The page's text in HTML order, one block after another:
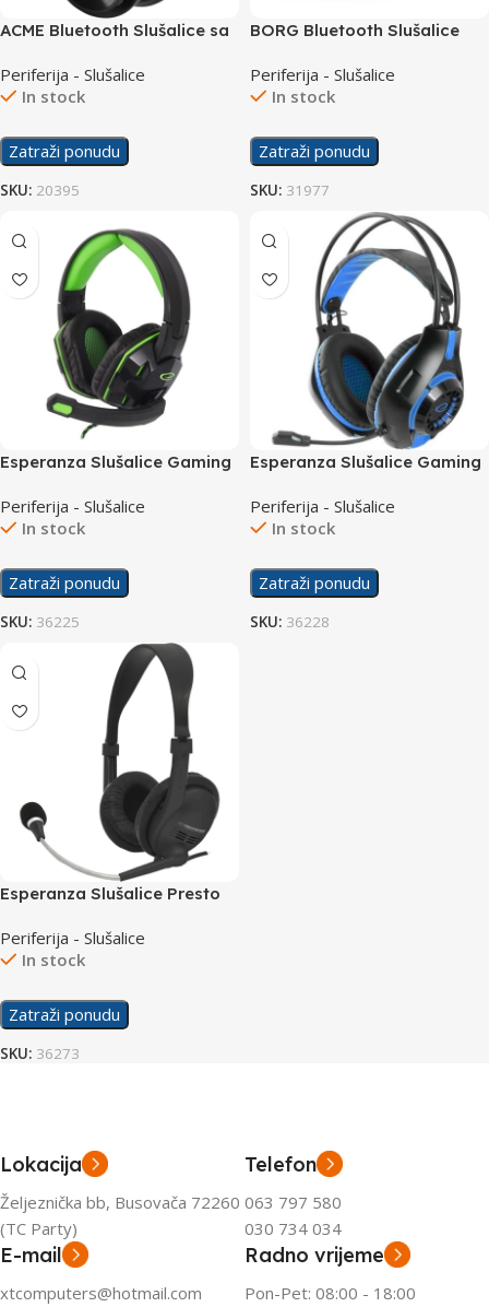
ACME Bluetooth Slušalice sa
Periferija - Slušalice
In stock
Zatraži ponudu
SKU: 20395
BORG Bluetooth Slušalice
Periferija - Slušalice
In stock
Zatraži ponudu
SKU: 31977
Esperanza Slušalice Gaming
Periferija - Slušalice
In stock
Zatraži ponudu
SKU: 36225
Esperanza Slušalice Gaming
Periferija - Slušalice
In stock
Zatraži ponudu
SKU: 36228
Esperanza Slušalice Presto
Periferija - Slušalice
In stock
Zatraži ponudu
SKU: 36273
Lokacija
Željeznička bb, Busovača 72260
(TC Party)
Telefon
063 797 580
030 734 034
E-mail
xtcomputers@hotmail.com
Radno vrijeme
Pon-Pet: 08:00 - 18:00